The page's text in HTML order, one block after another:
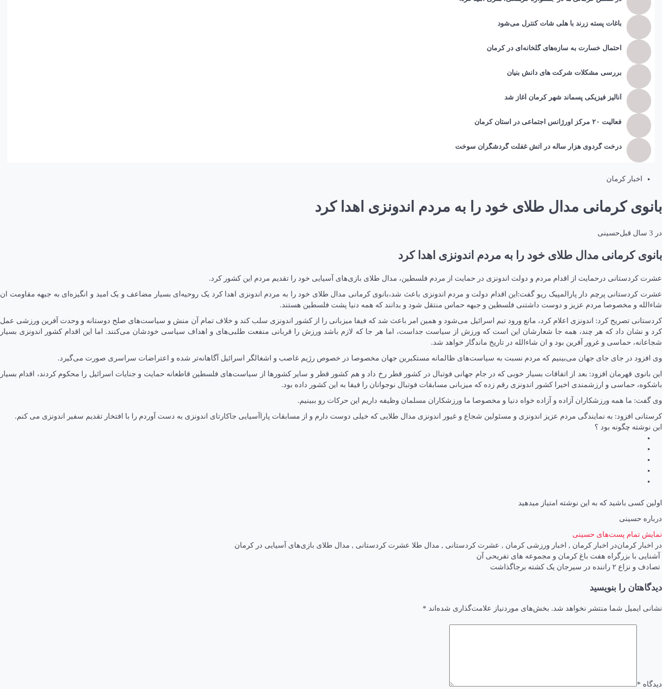
باغات پسته زرند با هلی شات کنترل می‌شود
احتمال خسارت به ساز‌ه‌های گلخانه‌ای در کرمان
بررسی مشکلات شرکت های دانش بنیان
آنالیز فیزیکی پسماند شهر کرمان آغاز شد
فعالیت ۲۰ مرکز اورژانس اجتماعی در استان کرمان
درخت گردوی هزار ساله در آتش غفلت گردشگران سوخت
اخبار کرمان
بانوی کرمانی مدال طلای خود را به مردم اندونزی اهدا کرد
در 3 سال قبل حسینی
بانوی کرمانی مدال طلای خود را به مردم اندونزی اهدا کرد
عشرت کردستانی درحمایت از اقدام مردم و دولت اندونزی در حمایت از مردم فلسطین، مدال طلای بازی‌های آسیایی خود را تقدیم مردم این کشور کرد.
عشرت کردستانی پرچم دار پارالمپیک ریو گفت:این اقدام دولت و مردم اندونزی باعث شد،بانوی کرمانی مدال طلای خود را به مردم اندونزی اهدا کرد یک روحیه‌ای بسیار مضاعف و یک امید و انگیزه‌ای به جبهه مقاومت ان
شاءالله و مخصوصا مردم عزیز و دوست داشتنی فلسطین و جبهه حماس منتقل شود و بدانند که همه دنیا پشت فلسطین هستند.
کردستانی تصریح کرد: اندونزی اعلام کرد، مانع ورود تیم اسرائیل می‌شود و همین امر باعث شد که فیفا میزبانی را از کشور اندونزی سلب کند و خلاف تمام آن منش و سیاست‌های صلح دوستانه و وحدت آفرین ورزشی عمل
کرد و نشان داد که هر چند، همه جا شعارشان این است که ورزش از سیاست جداست، اما هر جا که لازم باشد ورزش را قربانی منفعت طلبی‌های و اهداف سیاسی خودشان می‌کنند. اما این اقدام کشور اندونزی بسیار
شجاعانه، حماسی و غرور آفرین بود و ان شاءالله در تاریخ ماندگار خواهد شد.
وی افزود در جای جای جهان می‌بینیم که مردم نسبت به سیاست‌های ظالمانه مستکبرین جهان مخصوصا در خصوص رژیم غاصب و اشغالگر اسرائیل آگاهانه‌تر شده و اعتراضات سراسری صورت می‌گیرد.
این بانوی قهرمان افزود: بعد از اتفاقات بسیار خوبی که در جام جهانی فوتبال در کشور قطر رخ داد و هم کشور قطر و سایر کشور‌ها از سیاست‌های فلسطین قاطعانه حمایت و جنایات اسرائیل را محکوم کردند، اقدام بسیار
باشکوه، حماسی و ارزشمندی اخیرا کشور اندونزی رقم زده که میزبانی مسابقات فوتبال نوجوانان را فیفا به این کشور داده بود.
وی گفت: ما همه ورزشکاران آزاده و آزاده خواه دنیا و مخصوصا ما ورزشکاران مسلمان وظیفه داریم این حرکات رو ببینیم.
کرستانی افزود: به نمایندگی مردم عزیز اندونزی و مسئولین شجاع و غیور اندونزی مدال طلایی که خیلی دوست دارم و از مسابقات پاراآسیایی جاکارتای اندونزی به دست آوردم را با افتخار تقدیم سفیر اندونزی می کنم.
این نوشته چگونه بود ؟
اولین کسی باشید که به این نوشته امتیاز میدهید
درباره حسینی
نمایش تمام پست‌های حسینی
در
اخبار کرماندر اخبار کرمان , اخبار ورزشی کرمان , عشرت کردستانی , مدال طلا عشرت کردستانی , مدال طلای بازی‌های آسیایی در کرمان
راهبری
آشنایی با بزرگراه هفت باغ کرمان و مجموعه های تفریحی آن
تصادف و نزاع ۲ راننده در سیرجان یک کشته برجاگذاشت
دیدگاهتان را بنویسید
نشانی ایمیل شما منتشر نخواهد شد. بخش‌های موردنیاز علامت‌گذاری شده‌اند *
دیدگاه *